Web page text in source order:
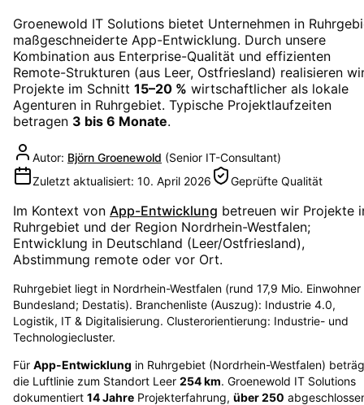
Groenewold IT Solutions bietet Unternehmen in
maßgeschneiderte App-Entwicklung. Durch unsere
Kombination aus Enterprise-Qualität und effizienten
Remote-Strukturen (aus Leer, Ostfriesland) realisieren
Projekte im Schnitt 15–20 % wirtschaftlicher als lokale
Agenturen in Ruhrgebiet. Typische Projektlaufzeiten
betragen 3 bis 6 Monate.
Autor: Björn Groenewold (Senior IT-Consultant)
Zuletzt aktualisiert: 10. April 2026 Geprüfte Qualität
Im Kontext von App-Entwicklung betreuen wir Projekte
Ruhrgebiet und der Region Nordrhein-Westfalen;
Entwicklung in Deutschland (Leer/Ostfriesland),
Abstimmung remote oder vor Ort.
Ruhrgebiet liegt in Nordrhein-Westfalen (rund 17,9 Mio. Einwohner
Bundesland; Destatis). Branchenliste (Auszug): Industrie 4.0,
Logistik, IT & Digitalisierung. Clusterorientierung: Industrie- und
Technologiecluster.
Für App-Entwicklung in Ruhrgebiet (Nordrhein-Westfalen)
die Luftlinie zum Standort Leer 254km. Groenewold IT Solutions
dokumentiert 14Jahre Projekterfahrung, über250